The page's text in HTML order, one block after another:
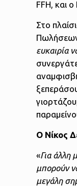
FFH, και
Στο
ευκαιρία
Ο Νίκος
«Για άλλη
μπορούν
μεγάλη